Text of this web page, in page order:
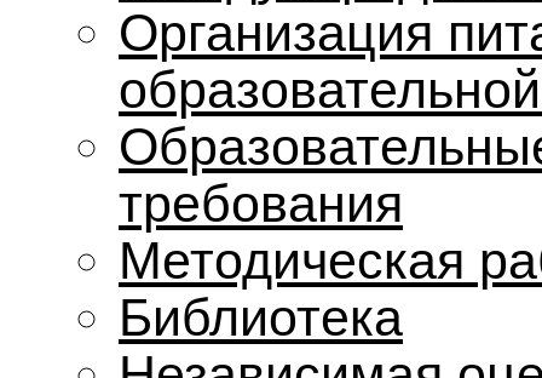
Организация
требования
Методическая
Библиотека